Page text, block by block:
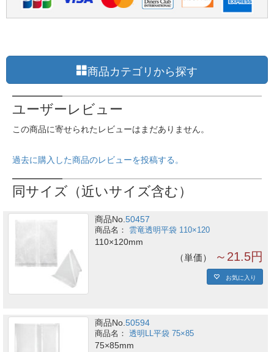
商品カテゴリから探す
ユーザーレビュー
この商品に寄せられたレビューはまだありません。
過去に購入した商品のレビューを投稿する。
同サイズ（近いサイズ含む）
商品No.50457
雲竜透明平袋 110×120
110×120mm
単価 ～21.5円
お気に入り
商品No.50594
透明LL平袋 75×85
75×85mm